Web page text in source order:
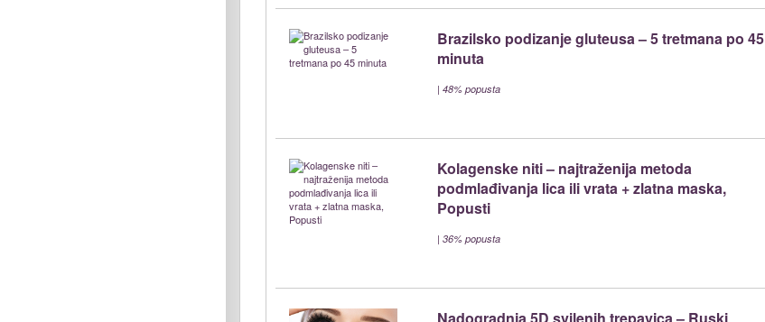
Brazilsko podizanje gluteusa – 5 tretmana po 45
minuta
| 48% popusta
Kolagenske niti – najtraženija metoda
podmlađivanja lica ili vrata + zlatna maska,
Popusti
| 36% popusta